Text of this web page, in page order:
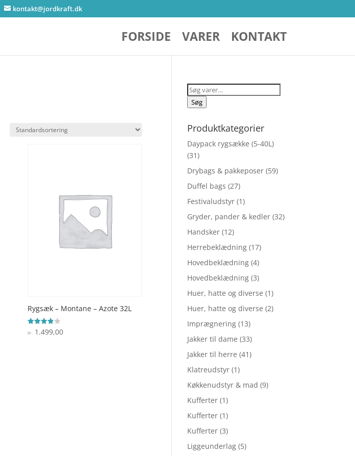
kontakt@jordkraft.dk
FORSIDE VARER KONTAKT
Rygsæk – Montane – Azote 32L
Vurderet
3.9
kr. 1.499,00
Søg
efter:
Søg
Produktkategorier
Daypack rygsække (5-40L)
(31)
Drybags & pakkeposer (59)
Duffel bags (27)
Festivaludstyr (1)
Gryder, pander & kedler (32)
Handsker (12)
Herrebeklædning (17)
Hovedbeklædning (4)
Hovedbeklædning (3)
Huer, hatte og diverse (1)
Huer, hatte og diverse (2)
Imprægnering (13)
Jakker til dame (33)
Jakker til herre (41)
Klatreudstyr (1)
Køkkenudstyr & mad (9)
Kufferter (1)
Kufferter (1)
Kufferter (3)
Liggeunderlag (5)